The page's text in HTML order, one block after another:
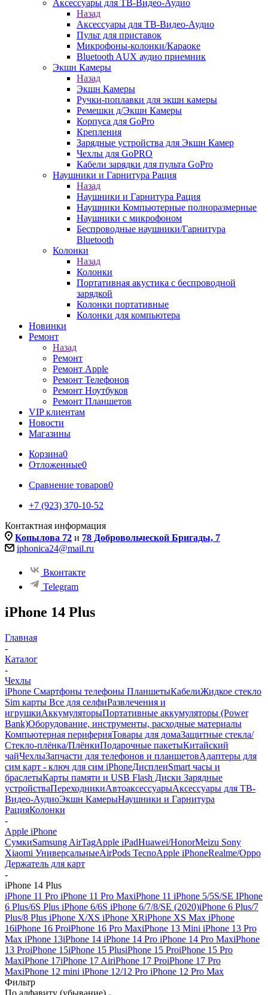
Аксессуары для ТВ-Видео-Аудио
Назад
Аксессуары для ТВ-Видео-Аудио
Пульт для приставок
Микрофоны-колонки/Караоке
Bluetooth AUX аудио приемник
Экшн Камеры
Назад
Экшн Камеры
Ручки-поплавки для экшн камеры
Ремешки д/Экшн Камеры
Корпуса для GoPro
Крепления
Зарядные устройства для Экшн Камер
Чехлы для GoPRO
Кабели зарядки для пульта GoPro
Наушники и Гарнитура Рация
Назад
Наушники и Гарнитура Рация
Наушники Компьютерные полноразмерные
Наушники с микрофоном
Беспроводные наушники/Гарнитура
Bluetooth
Колонки
Назад
Колонки
Портативная акустика с беспроводной
зарядкой
Колонки портативные
Колонки для компьютера
Новинки
Ремонт
Назад
Ремонт
Ремонт Apple
Ремонт Телефонов
Ремонт Ноутбуков
Ремонт Планшетов
VIP клиентам
Новости
Магазины
Корзина0
Отложенные0
Сравнение товаров0
+7 (923) 370-10-52
Контактная информация
Копылова 72 и 78 Добровольческой Бригады, 7
iphonica24@mail.ru
Вконтакте
Telegram
iPhone 14 Plus
Главная
-
Каталог
-
Чехлы
iPhone Смартфоны телефоны ПланшетыКабелиЖидкое стекло
Sim карты Все для селфиРазвлечения и
игрушкиАккумуляторыПортативные аккумуляторы (Power
Bank)Оборудование, инструменты, расходные материалы
Компьютерная периферияТовары для домаЗащитные стекла/
Стекло-плёнка/ПлёнкиПодарочные пакетыКитайский
чайЧехлыЗапчасти для телефонов и планшетовАдаптеры для
сим карт - ключ для сим iPhoneДисплеиSmart часы и
браслетыКарты памяти и USB Flash Диски Зарядные
устройстваПереходникиАвтоаксессуарыАксессуары для ТВ-
Видео-АудиоЭкшн КамерыНаушники и Гарнитура
РацияКолонки
-
Apple iPhone
СумкиSamsung AirTagApple iPadHuawei/HonorMeizu Sony
Xiaomi УниверсальныеAirPods TecnoApple iPhoneRealme/Oppo
Держатель для карт
-
iPhone 14 Plus
iPhone 11 Pro iPhone 11 Pro MaxiPhone 11 iPhone 5/5S/SE IPhone
6 Plus/6S Plus iPhone 6/6S iPhone 6/7/8/SE (2020)iPhone 6 Plus/7
Plus/8 Plus iPhone X/XS iPhone XRiPhone XS Max iPhone
16iPhone 16 ProiPhone 16 Pro MaxiPhone 13 Mini iPhone 13 Pro
Max iPhone 13iPhone 14 iPhone 14 Pro iPhone 14 Pro MaxiPhone
13 ProiPhone 15iPhone 15 PlusiPhone 15 ProiPhone 15 Pro
MaxiPhone 17iPhone 17 AiriPhone 17 ProiPhone 17 Pro
MaxiPhone 12 mini iPhone 12/12 Pro iPhone 12 Pro Max
Фильтр
По алфавиту (убывание)